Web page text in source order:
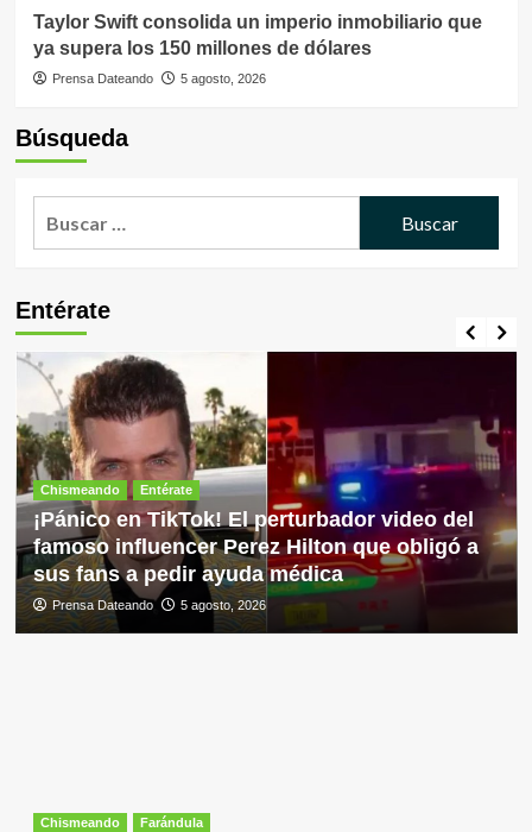
Taylor Swift consolida un imperio inmobiliario que
ya supera los 150 millones de dólares
Prensa Dateando 5 agosto, 2026
Búsqueda
Entérate
Chismeando Entérate
¡Pánico en TikTok! El perturbador video del
famoso influencer Perez Hilton que obligó a
sus fans a pedir ayuda médica
Prensa Dateando 5 agosto, 2026
Chismeando Farándula